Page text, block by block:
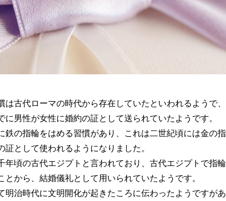
は古代ローマの時代から存在していたといわれるようで、
に男性が女性に婚約の証として送られていたようです。
鉄の指輪をはめる習慣があり、これは二世紀頃には金の指
として使われるようになりました。
年頃の古代エジプトと言われており、古代エジプトで指輪
とから、結婚儀礼として用いられていたようです。
明治時代に文明開化が起きたころに伝わったようですがあ